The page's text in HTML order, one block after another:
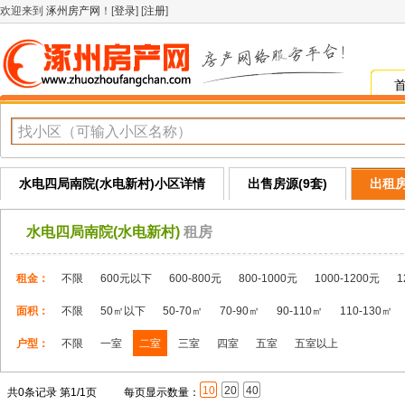
欢迎来到 涿州房产网 ！[登录] [注册]
水电四局南院(水电新村)小区详情 出售房源(9套) 出租
水电四局南院(水电新村) 租房
租金： 不限 600元以下 600-800元 800-1000元 1000-1200元
面积： 不限 50㎡以下 50-70㎡ 70-90㎡ 90-110㎡ 110-130㎡
户型： 不限 一室 二室 三室 四室 五室 五室以上
共0条记录 第1/1页 每页显示数量： 10 20 40